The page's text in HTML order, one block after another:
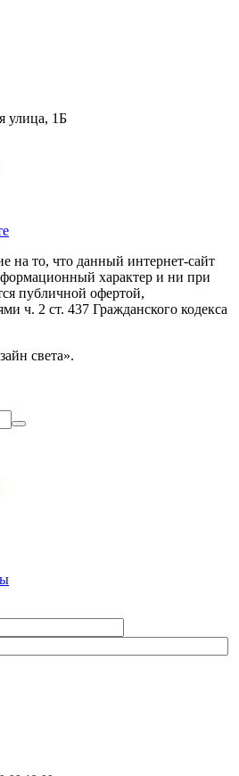
улица, 1Б
на то, что данный интернет-сайт
характер и ни при
публичной офертой,
ч. 2 ст. 437 Гражданского кодекса
света».